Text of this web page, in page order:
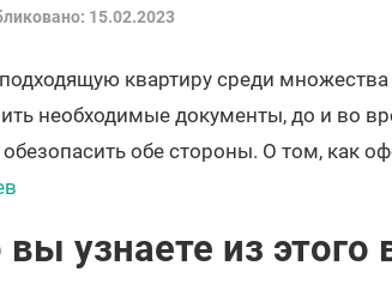
15.02.2023
квартиру среди
необходимые документы, до и во
обе стороны. О том, как
вы узнаете из этого